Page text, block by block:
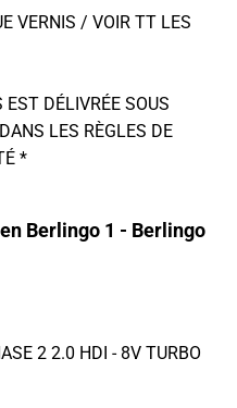
VERNIS / VOIR TT LES
DÉLIVRÉE SOUS
LES RÈGLES DE
*
Berlingo 1 - Berlingo
2 2.0 HDI - 8V TURBO